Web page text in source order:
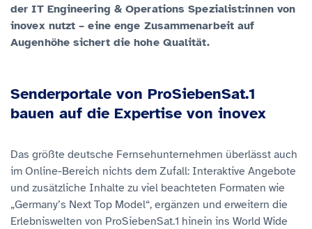
der IT Engineering & Operations Spezialist:innen von
inovex nutzt – eine enge Zusammenarbeit auf
Augenhöhe sichert die hohe Qualität.
Senderportale von ProSiebenSat.1
bauen auf die Expertise von inovex
Das größte deutsche Fernsehunternehmen überlässt auch
im Online-Bereich nichts dem Zufall: Interaktive Angebote
und zusätzliche Inhalte zu viel beachteten Formaten wie
„Germany’s Next Top Model“, ergänzen und erweitern die
Erlebniswelten von ProSiebenSat.1 hinein ins World Wide